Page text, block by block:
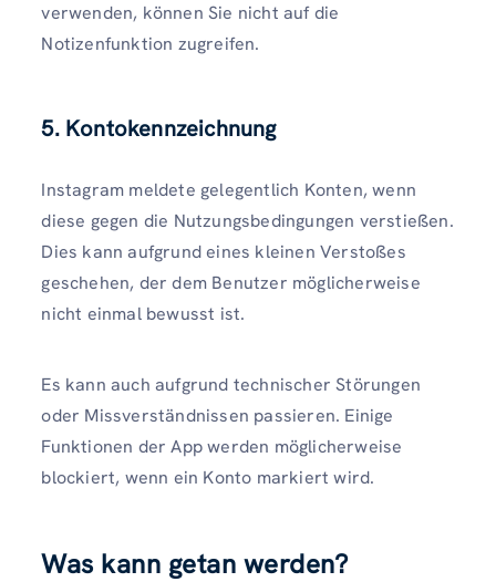
verwenden, können Sie nicht auf die
Notizenfunktion zugreifen.
5. Kontokennzeichnung
Instagram meldete gelegentlich Konten, wenn
diese gegen die Nutzungsbedingungen verstießen.
Dies kann aufgrund eines kleinen Verstoßes
geschehen, der dem Benutzer möglicherweise
nicht einmal bewusst ist.
Es kann auch aufgrund technischer Störungen
oder Missverständnissen passieren. Einige
Funktionen der App werden möglicherweise
blockiert, wenn ein Konto markiert wird.
Was kann getan werden?